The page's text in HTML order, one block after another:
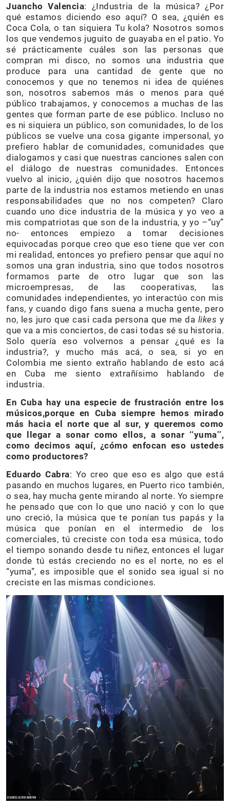
Juancho Valencia: ¿Industria de la música? ¿Por
qué estamos diciendo eso aquí? O sea, ¿quién es
Coca Cola, o tan siquiera Tu kola? Nosotros somos
los que vendemos juguito de guayaba en el patio. Yo
sé prácticamente cuáles son las personas que
compran mi disco, no somos una industria que
produce para una cantidad de gente que no
conocemos y que no tenemos ni idea de quiénes
son, nosotros sabemos más o menos para qué
público trabajamos, y conocemos a muchas de las
gentes que forman parte de ese público. Incluso no
es ni siquiera un público, son comunidades, lo de los
públicos se vuelve una cosa gigante impersonal, yo
prefiero hablar de comunidades, comunidades que
dialogamos y casi que nuestras canciones salen con
el diálogo de nuestras comunidades. Entonces
vuelvo al inicio, ¿quién dijo que nosotros hacemos
parte de la industria nos estamos metiendo en unas
responsabilidades que no nos competen? Claro
cuando uno dice industria de la música y yo veo a
mis compatriotas que son de la industria, y yo –“uy”
no- entonces empiezo a tomar decisiones
equivocadas porque creo que eso tiene que ver con
mi realidad, entonces yo prefiero pensar que aquí no
somos una gran industria, sino que todos nosotros
formamos parte de otro lugar que son las
microempresas, de las cooperativas, las
comunidades independientes, yo interactúo con mis
fans, y cuando digo fans suena a mucha gente, pero
no, les juro que casi cada persona que me da likes y
que va a mis conciertos, de casi todas sé su historia.
Solo quería eso volvernos a pensar ¿qué es la
industria?, y mucho más acá, o sea, si yo en
Colombia me siento extraño hablando de esto acá
en Cuba me siento extrañísimo hablando de
industria.
En Cuba hay una especie de frustración entre los
músicos,porque en Cuba siempre hemos mirado
más hacia el norte que al sur, y queremos como
que llegar a sonar como ellos, a sonar ‘‘yuma’’,
como decimos aquí, ¿cómo enfocan eso ustedes
como productores?
Eduardo Cabra: Yo creo que eso es algo que está
pasando en muchos lugares, en Puerto rico también,
o sea, hay mucha gente mirando al norte. Yo siempre
he pensado que con lo que uno nació y con lo que
uno creció, la música que te ponían tus papás y la
música que ponían en el intermedio de los
comerciales, tú creciste con toda esa música, todo
el tiempo sonando desde tu niñez, entonces el lugar
donde tú estás creciendo no es el norte, no es el
“yuma”, es imposible que el sonido sea igual si no
creciste en las mismas condiciones.